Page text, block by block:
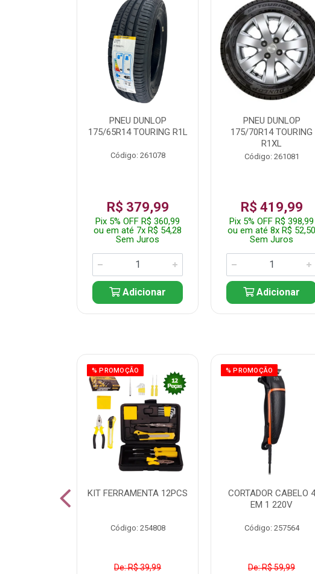
PNEU DUNLOP
175/65R14 TOURING R1L
Código: 261078
R$ 379,99
Pix 5% OFF R$ 360,99
ou em até 7x R$ 54,28
Sem Juros
Adicionar
PNEU DUNLOP
175/70R14 TOURING
R1XL
Código: 261081
R$ 419,99
Pix 5% OFF R$ 398,99
ou em até 8x R$ 52,50
Sem Juros
Adicionar
% PROMOÇÃO
KIT FERRAMENTA 12PCS
Código: 254808
De: R$ 39,99
% PROMOÇÃO
CORTADOR CABELO 4
EM 1 220V
Código: 257564
De: R$ 59,99